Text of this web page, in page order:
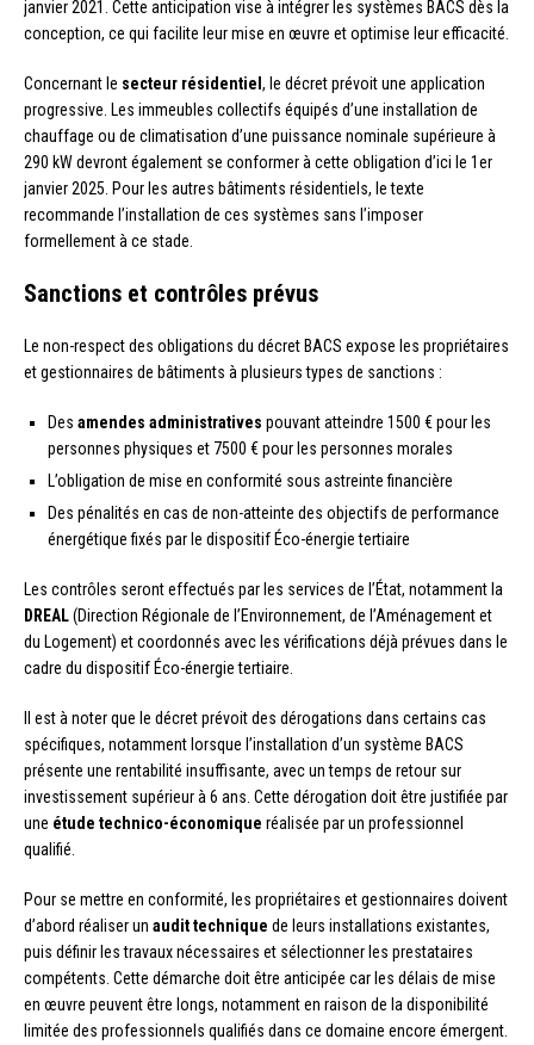
janvier 2021. Cette anticipation vise à intégrer les systèmes BACS dès la
conception, ce qui facilite leur mise en œuvre et optimise leur efficacité.
Concernant le secteur résidentiel , le décret prévoit une application
progressive. Les immeubles collectifs équipés d’une installation de
chauffage ou de climatisation d’une puissance nominale supérieure à
290 kW devront également se conformer à cette obligation d’ici le 1er
janvier 2025. Pour les autres bâtiments résidentiels, le texte
recommande l’installation de ces systèmes sans l’imposer
formellement à ce stade.
Sanctions et contrôles prévus
Le non-respect des obligations du décret BACS expose les propriétaires
et gestionnaires de bâtiments à plusieurs types de sanctions :
Des amendes administratives pouvant atteindre 1500 € pour les
personnes physiques et 7500 € pour les personnes morales
L’obligation de mise en conformité sous astreinte financière
Des pénalités en cas de non-atteinte des objectifs de performance
énergétique fixés par le dispositif Éco-énergie tertiaire
Les contrôles seront effectués par les services de l’État, notamment la
DREAL(Direction Régionale de l’Environnement, de l’Aménagement et
du Logement) et coordonnés avec les vérifications déjà prévues dans le
cadre du dispositif Éco-énergie tertiaire.
Il est à noter que le décret prévoit des dérogations dans certains cas
spécifiques, notamment lorsque l’installation d’un système BACS
présente une rentabilité insuffisante, avec un temps de retour sur
investissement supérieur à 6 ans. Cette dérogation doit être justifiée par
une étude technico-économique réalisée par un professionnel
qualifié.
Pour se mettre en conformité, les propriétaires et gestionnaires doivent
d’abord réaliser un audit technique de leurs installations existantes,
puis définir les travaux nécessaires et sélectionner les prestataires
compétents. Cette démarche doit être anticipée car les délais de mise
en œuvre peuvent être longs, notamment en raison de la disponibilité
limitée des professionnels qualifiés dans ce domaine encore émergent.